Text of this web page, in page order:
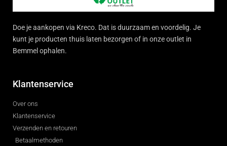
Doe je aankopen via Kreco. Dat is duurzaam en voordelig. Je
kunt je producten thuis laten bezorgen of in onze outlet in
Bemmel ophalen.
Klantenservice
Over ons
Klantenservice
Verzenden en retouren
Betaalmethoden